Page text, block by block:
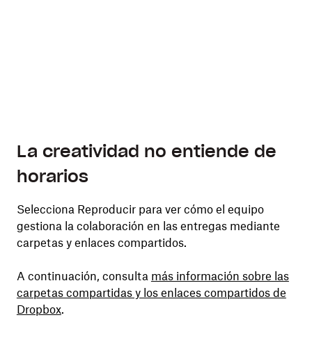
La creatividad no entiende de
horarios
Selecciona Reproducir para ver cómo el equipo
gestiona la colaboración en las entregas mediante
carpetas y enlaces compartidos.
A continuación, consulta más información sobre las
carpetas compartidas y los enlaces compartidos de
Dropbox.